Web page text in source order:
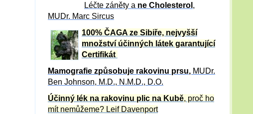
Léčte záněty a ne Cholesterol ,
MUDr. Marc Sircus
100% ČAGA ze Sibiře, nejvyšší
množství účinných látek garantující
Certifikát
Mamografie způsobuje rakovinu prsu, MUDr.
Ben Johnson, M.D., N.M.D., D.O.
Účinný lék na rakovinu plic na Kubě, proč ho
mít nemůžeme? Leif Davenport